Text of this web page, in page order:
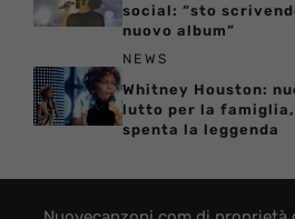
social: “sto
nuovo album”
NEWS
Whitney Houston:
lutto per la famiglia,
spenta la leggenda